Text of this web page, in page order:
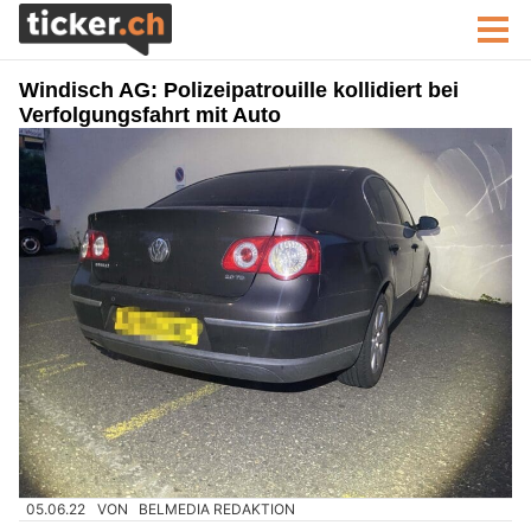
Windisch AG: Polizeipatrouille kollidiert bei
Verfolgungsfahrt mit Auto
05.06.22 VON BELMEDIA REDAKTION